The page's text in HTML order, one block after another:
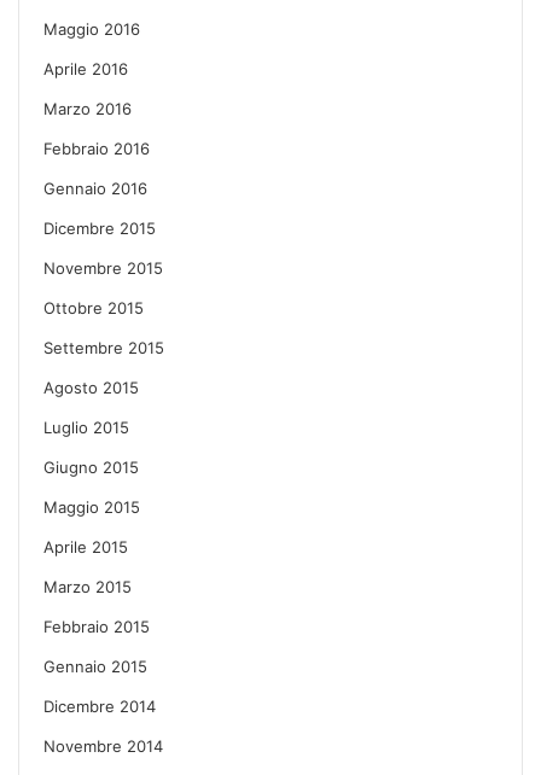
Maggio 2016
Aprile 2016
Marzo 2016
Febbraio 2016
Gennaio 2016
Dicembre 2015
Novembre 2015
Ottobre 2015
Settembre 2015
Agosto 2015
Luglio 2015
Giugno 2015
Maggio 2015
Aprile 2015
Marzo 2015
Febbraio 2015
Gennaio 2015
Dicembre 2014
Novembre 2014